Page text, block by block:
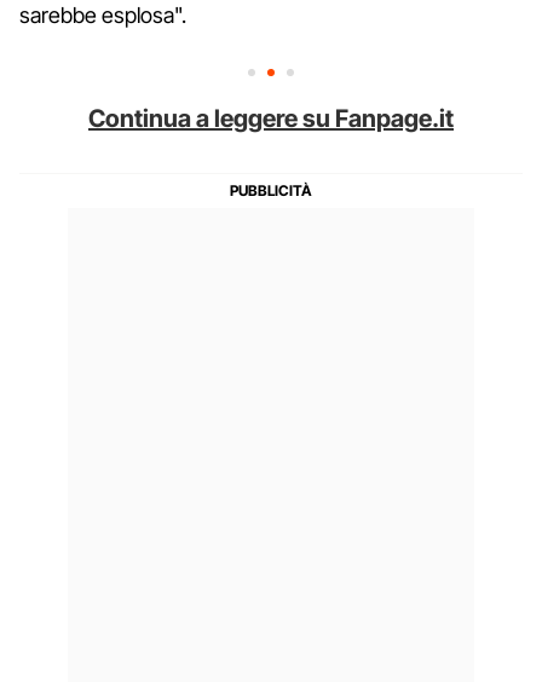
sarebbe esplosa".
Continua a leggere su Fanpage.it